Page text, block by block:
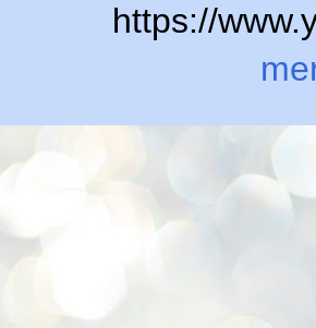
https://